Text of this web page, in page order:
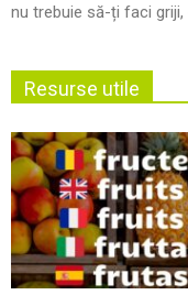
nu trebuie să-ți faci
Resurse utile